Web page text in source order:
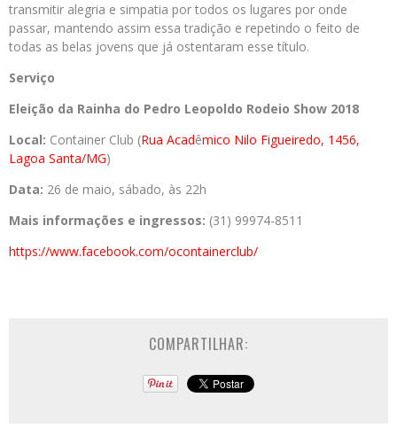
transmitir alegria e simpatia por todos os lugares por onde
passar, mantendo assim essa tradição e repetindo o feito de
todas as belas jovens que já ostentaram esse título.
Serviço
Eleição da Rainha do Pedro Leopoldo Rodeio Show 2018
Local: Container Club (Rua Acadêmico Nilo Figueiredo, 1456,
Lagoa Santa/MG)
Data: 26 de maio, sábado, às 22h
Mais informações e ingressos: (31) 99974-8511
https://www.facebook.com/ocontainerclub/
COMPARTILHAR: